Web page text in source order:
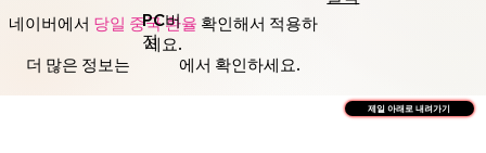
네이버에서 당일 중국 환율 확인해서 적용하
세요.
더 많은 정보는
에서 확인하세요.
PC버
전
제일 아래로 내려가기